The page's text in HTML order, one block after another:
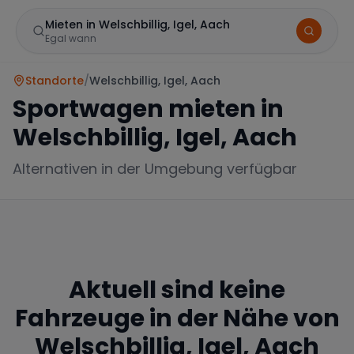
Mieten in Welschbillig, Igel, Aach
Egal wann
Mercedes BMW Audi
Standorte/Welschbillig, Igel, Aach
Sportwagen mieten in
Welschbillig, Igel, Aach
Alternativen in der Umgebung verfügbar
Aktuell sind keine
Fahrzeuge in der Nähe von
Welschbillig, Igel, Aach